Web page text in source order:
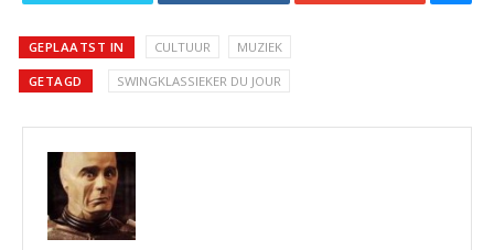
GEPLAATST IN CULTUUR MUZIEK
GETAGD SWINGKLASSIEKER DU JOUR